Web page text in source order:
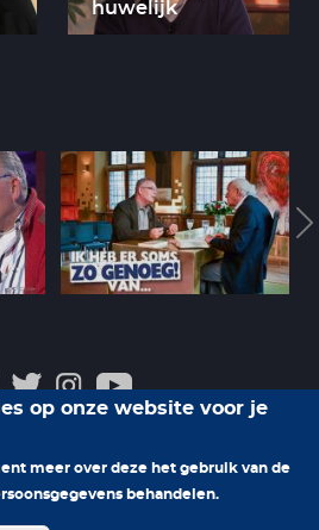
huwelijk
programma's te maken
op onze website voor je
meer over deze het gebruik van de
behandelen.